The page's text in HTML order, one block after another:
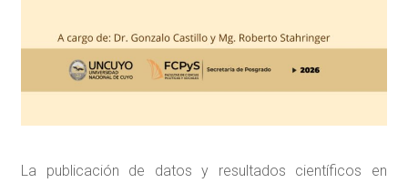
La publicación de datos y resultados científicos en